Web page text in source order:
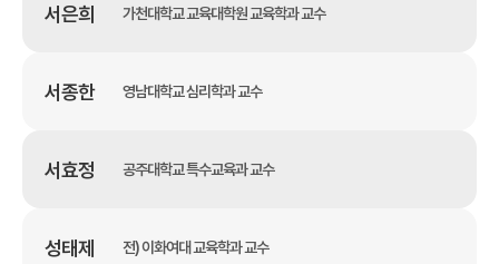
서은희 가천대학교 교육대학원 교육학과 교수
서종한 영남대학교 심리학과 교수
서효정 공주대학교 특수교육과 교수
성태제 전) 이화여대 교육학과 교수